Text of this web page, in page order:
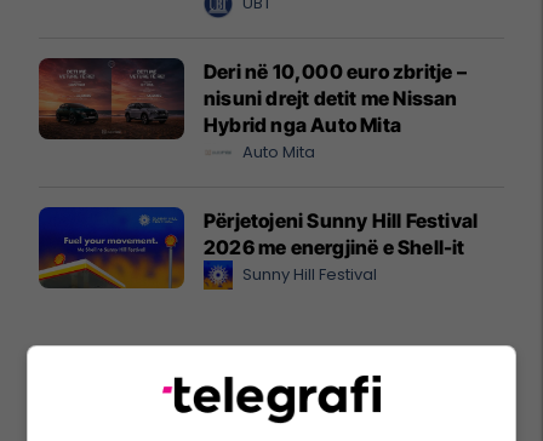
Deri në 10,000 euro zbritje –
nisuni drejt detit me Nissan
Hybrid nga Auto Mita
Auto Mita
Përjetojeni Sunny Hill Festival
2026 me energjinë e Shell-it
Sunny Hill Festival